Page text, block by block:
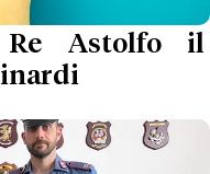
Re Astolfo il